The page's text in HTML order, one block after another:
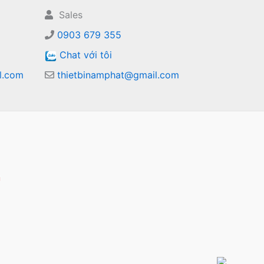
Sales
0903 679 355
Chat với tôi
thietbinamphat@gmail.com